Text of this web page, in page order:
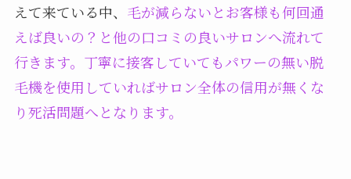
えて来ている中、 毛が減らないとお客様も何回通
えば良いの？と他の口コミの良いサロンへ流れて
行きます。丁寧に接客していてもパワーの無い脱
毛機を使用していればサロン全体の信用が無くな
り死活問題へとなります。